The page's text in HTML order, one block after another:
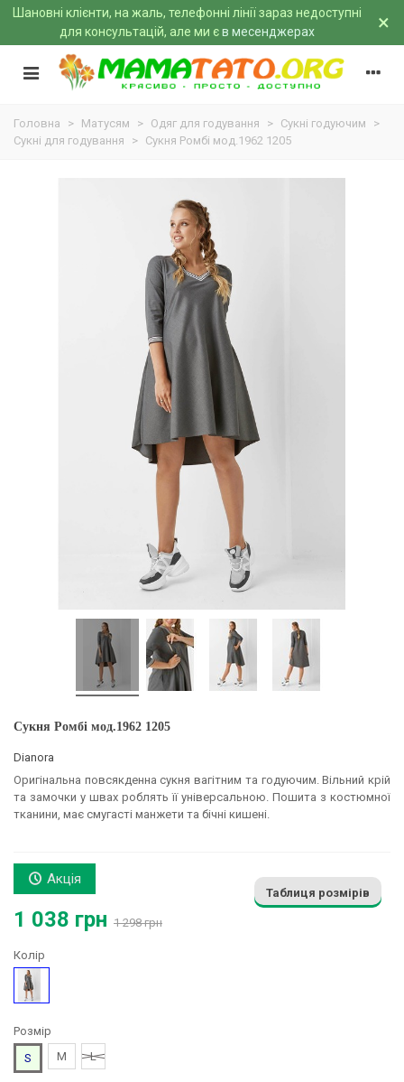
Шановні клієнти, на жаль, телефонні лінії зараз недоступні
для консультацій, але ми єв месенджерах ×
Головна > Матусям > Одяг для годування > Сукні годуючим
>
Сукні для годування
> Сукня Ромбі мод.1962 1205
Сукня Ромбі мод.1962 1205
Dianora
Оригінальна повсякденна сукня вагітним та годуючим. Вільний крій
та замочки у швах роблять її універсальною. Пошита з костюмної
тканини, має смугасті манжети та бічні кишені.
Акція
1 038 грн 1 298 грн
Таблиця розмірів
Колір
Сірий
Розмір
S
M L